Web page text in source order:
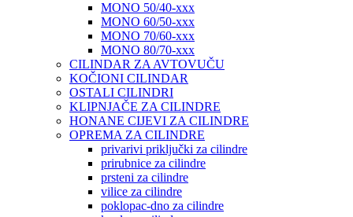
MONO 50/40-xxx
MONO 60/50-xxx
MONO 70/60-xxx
MONO 80/70-xxx
CILINDAR ZA AVTOVUČU
KOČIONI CILINDAR
OSTALI CILINDRI
KLIPNJAČE ZA CILINDRE
HONANE CIJEVI ZA CILINDRE
OPREMA ZA CILINDRE
privarivi priključki za cilindre
prirubnice za cilindre
prsteni za cilindre
vilice za cilindre
poklopac-dno za cilindre